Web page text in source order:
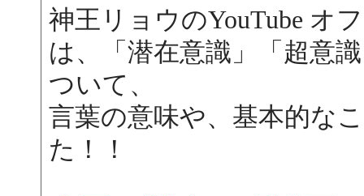
神王リョウのYouTube オ
は、「潜在意識」「超意
ついて、
言葉の意味や、基本的な
た！！